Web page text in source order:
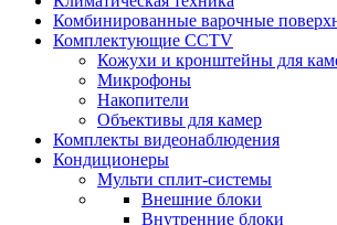
Комбинированные варочные
Комплектующие CCTV
Кожухи и кронштейны для
Микрофоны
Накопители
Объективы для камер
Комплекты видеонаблюдения
Кондиционеры
Мульти сплит-системы
Внешние блоки
Внутренние блоки